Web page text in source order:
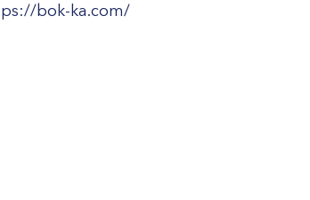
bok-ka.com/